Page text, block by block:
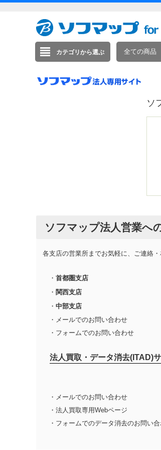
カテゴリから選ぶ 全ての商品
ソ
ソフマップ法人営業へ
各支店の営業所までお気軽に、ご連絡
・ 首都圏支店
・ 関西支店
・ 中部支店
・メールでのお問い合わせ
・フォームでのお問い合わせ
法人買取・データ消去(ITAD)
・メールでのお問い合わせ
・法人買取専用Webページ
・フォームでのデータ消去のお問い